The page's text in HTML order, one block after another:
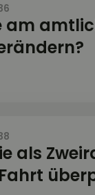
am
als